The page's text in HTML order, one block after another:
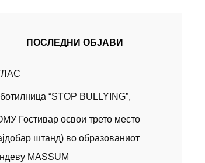
ПОСЛЕДНИ ОБЈАВИ
“STOP BULLYING”,
Гостивар освои трето место
штанд) во образованиот
MASSUM